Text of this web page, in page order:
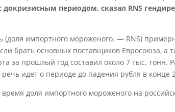
докризисным периодом, сказал RNS
(доля импортного мороженого. — RNS)
брать основных поставщиков Евросоюза,
за прошлый год составил около 7 тыс. тонн.
речь идет о периоде до падения рубля в конце
доля импортного мороженого на